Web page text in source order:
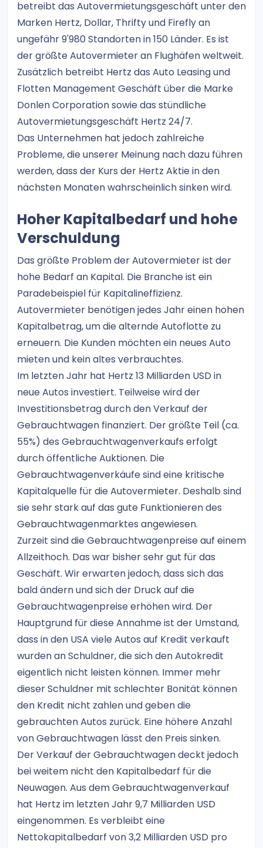
betreibt das Autovermietungsgeschäft unter den
Marken Hertz, Dollar, Thrifty und Firefly an
ungefähr 9'980 Standorten in 150 Länder. Es ist
der größte Autovermieter an Flughäfen weltweit.
Zusätzlich betreibt Hertz das Auto Leasing und
Flotten Management Geschäft über die Marke
Donlen Corporation sowie das stündliche
Autovermietungsgeschäft Hertz 24/7.
Das Unternehmen hat jedoch zahlreiche
Probleme, die unserer Meinung nach dazu führen
werden, dass der Kurs der Hertz Aktie in den
nächsten Monaten wahrscheinlich sinken wird.
Hoher Kapitalbedarf und hohe
Verschuldung
Das größte Problem der Autovermieter ist der
hohe Bedarf an Kapital. Die Branche ist ein
Paradebeispiel für Kapitalineffizienz.
Autovermieter benötigen jedes Jahr einen hohen
Kapitalbetrag, um die alternde Autoflotte zu
erneuern. Die Kunden möchten ein neues Auto
mieten und kein altes verbrauchtes.
Im letzten Jahr hat Hertz 13 Milliarden USD in
neue Autos investiert. Teilweise wird der
Investitionsbetrag durch den Verkauf der
Gebrauchtwagen finanziert. Der größte Teil (ca.
55%) des Gebrauchtwagenverkaufs erfolgt
durch öffentliche Auktionen. Die
Gebrauchtwagenverkäufe sind eine kritische
Kapitalquelle für die Autovermieter. Deshalb sind
sie sehr stark auf das gute Funktionieren des
Gebrauchtwagenmarktes angewiesen.
Zurzeit sind die Gebrauchtwagenpreise auf einem
Allzeithoch. Das war bisher sehr gut für das
Geschäft. Wir erwarten jedoch, dass sich das
bald ändern und sich der Druck auf die
Gebrauchtwagenpreise erhöhen wird. Der
Hauptgrund für diese Annahme ist der Umstand,
dass in den USA viele Autos auf Kredit verkauft
wurden an Schuldner, die sich den Autokredit
eigentlich nicht leisten können. Immer mehr
dieser Schuldner mit schlechter Bonität können
den Kredit nicht zahlen und geben die
gebrauchten Autos zurück. Eine höhere Anzahl
von Gebrauchtwagen lässt den Preis sinken.
Der Verkauf der Gebrauchtwagen deckt jedoch
bei weitem nicht den Kapitalbedarf für die
Neuwagen. Aus dem Gebrauchtwagenverkauf
hat Hertz im letzten Jahr 9,7 Milliarden USD
eingenommen. Es verbleibt eine
Nettokapitalbedarf von 3,2 Milliarden USD pro